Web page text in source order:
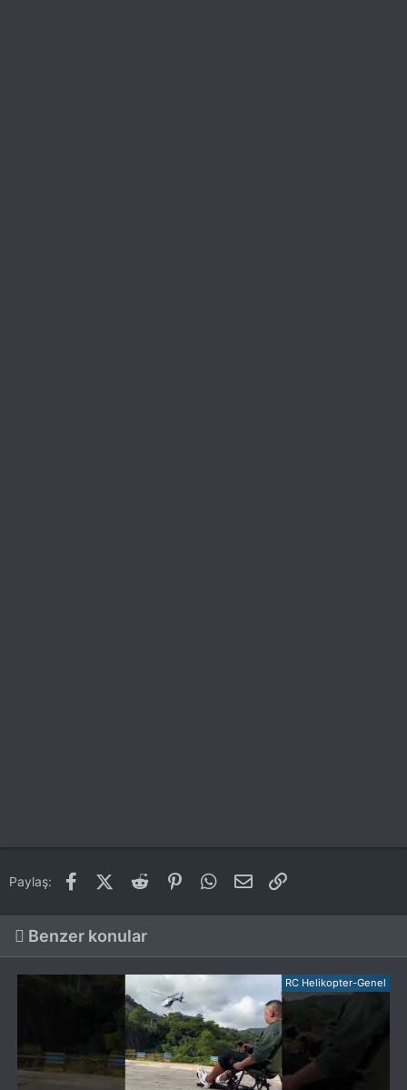
Paylaş: FacebookX (Twitter)
Reddit PinterestWhatsApp
E-posta
Benzer konular
RC Helikopter-Genel